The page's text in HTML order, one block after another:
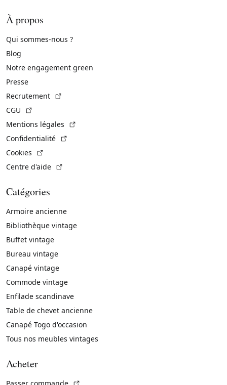
À propos
Qui sommes-nous ?
Blog
Notre engagement green
Presse
Recrutement
CGU
Mentions légales
Confidentialité
Cookies
Centre d'aide
Catégories
Armoire ancienne
Bibliothèque vintage
Buffet vintage
Bureau vintage
Canapé vintage
Commode vintage
Enfilade scandinave
Table de chevet ancienne
Canapé Togo d'occasion
Tous nos meubles vintages
Acheter